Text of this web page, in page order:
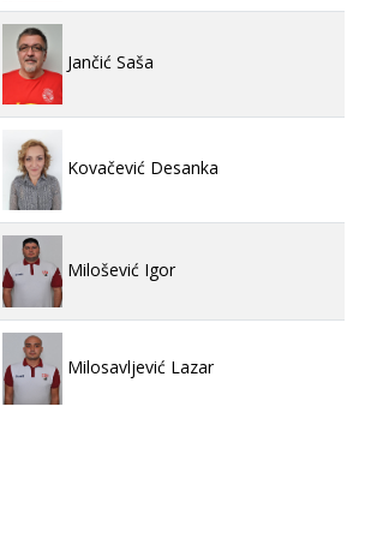
Jančić Saša
Kovačević Desanka
Milošević Igor
Milosavljević Lazar